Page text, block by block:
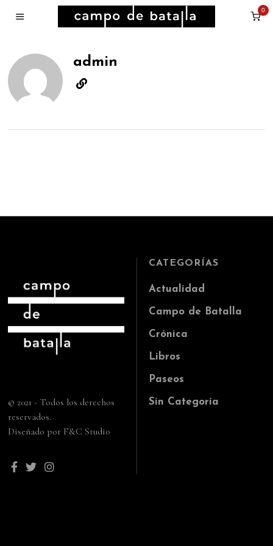
0
admin
© 2021 - Todos los derechos
reservados.
Diseñado por F&C Studio
CATEGORÍAS
Actualidad
Campo de Batalla
Crónica
Libros
Paseos
Sin Categoría